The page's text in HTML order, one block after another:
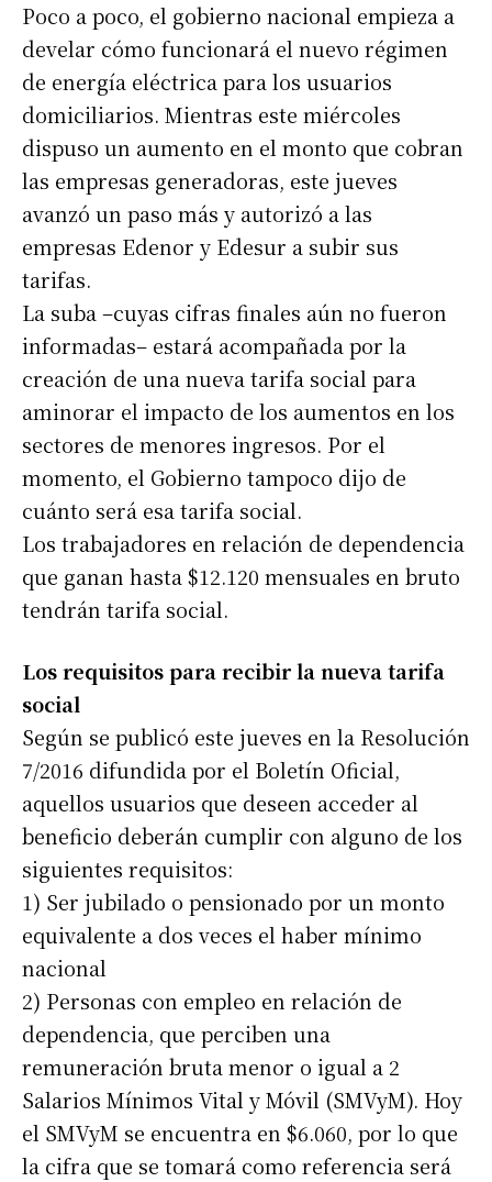
Poco a poco, el gobierno nacional empieza a
develar cómo funcionará el nuevo régimen
de energía eléctrica para los usuarios
domiciliarios. Mientras este miércoles
dispuso un aumento en el monto que cobran
las empresas generadoras, este jueves
avanzó un paso más y autorizó a las
empresas Edenor y Edesur a subir sus
tarifas.
La suba –cuyas cifras finales aún no fueron
informadas– estará acompañada por la
creación de una nueva tarifa social para
aminorar el impacto de los aumentos en los
sectores de menores ingresos. Por el
momento, el Gobierno tampoco dijo de
cuánto será esa tarifa social.
Los trabajadores en relación de dependencia
que ganan hasta $12.120 mensuales en bruto
tendrán tarifa social.
Los requisitos para recibir la nueva tarifa
social
Según se publicó este jueves en la Resolución
7/2016 difundida por el Boletín Oficial,
aquellos usuarios que deseen acceder al
beneficio deberán cumplir con alguno de los
siguientes requisitos:
1) Ser jubilado o pensionado por un monto
equivalente a dos veces el haber mínimo
nacional
2) Personas con empleo en relación de
dependencia, que perciben una
remuneración bruta menor o igual a 2
Salarios Mínimos Vital y Móvil (SMVyM). Hoy
el SMVyM se encuentra en $6.060, por lo que
la cifra que se tomará como referencia será